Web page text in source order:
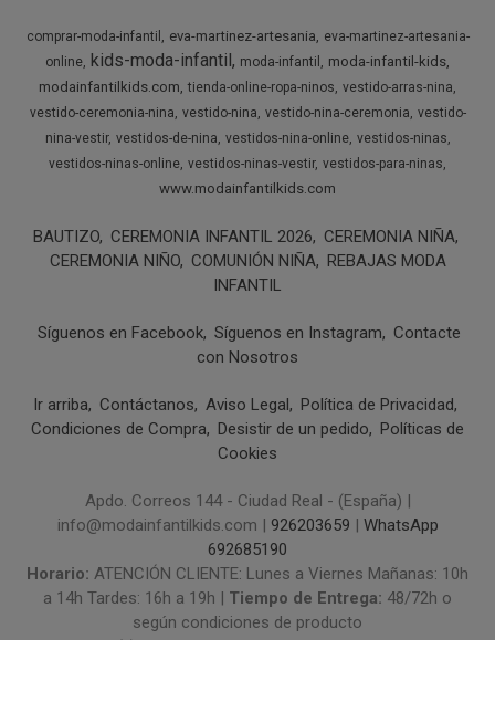
comprar-moda-infantil eva-martinez-artesania
eva-martinez-artesania-
online
kids-moda-infantil moda-infantil
moda-infantil-kids
modainfantilkids.com tienda-online-ropa-ninos vestido-arras-nina
vestido-ceremonia-nina vestido-nina vestido-nina-ceremonia vestido-
nina-vestir vestidos-de-nina vestidos-nina-online vestidos-ninas
vestidos-ninas-online vestidos-ninas-vestir vestidos-para-ninas
www.modainfantilkids.com
BAUTIZO CEREMONIA INFANTIL 2026
CEREMONIA NIÑA
CEREMONIA NIÑO COMUNIÓN NIÑA REBAJAS MODA
INFANTIL
Síguenos en Facebook Síguenos en Instagram
Contacte
con Nosotros
Ir arriba Contáctanos Aviso Legal
Política de Privacidad
Condiciones de Compra
Desistir de un pedido
Políticas de
Cookies
Apdo. Correos 144 - Ciudad Real - (España) |
info@modainfantilkids.com | 926203659 | WhatsApp
692685190
Horario: ATENCIÓN CLIENTE: Lunes a Viernes Mañanas: 10h
a 14h Tardes: 16h a 19h | Tiempo de Entrega: 48/72h o
según condiciones de producto
(*) Precios con Impuestos incluidos